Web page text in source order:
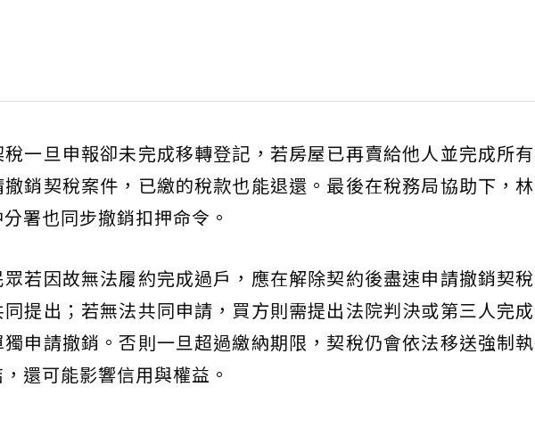
一旦申報卻未完成移轉登記，若房屋已再賣給他人並完成所有
銷契稅案件，已繳的稅款也能退還。最後在稅務局協助下，
署也同步撤銷扣押命令。
若因故無法履約完成過戶，應在解除契約後盡速申請撤銷契
提出；若無法共同申請，買方則需提出法院判決或第三人完
申請撤銷。否則一旦超過繳納期限，契稅仍會依法移送強制
還可能影響信用與權益。